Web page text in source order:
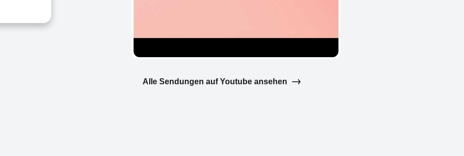
Alle Sendungen auf Youtube ansehen